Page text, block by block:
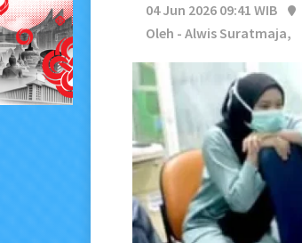
04 Jun 2026 09:41 WIB
Oleh - Alwis Suratmaja,